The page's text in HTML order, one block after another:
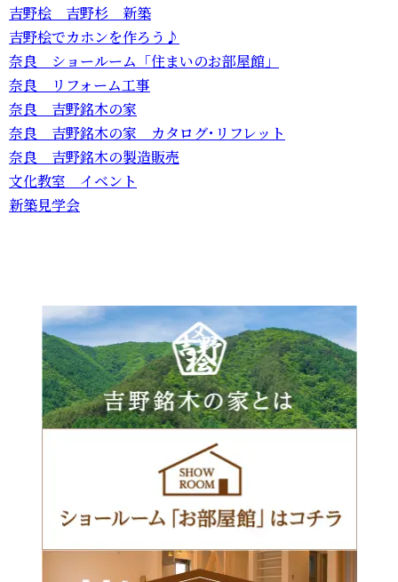
吉野桧 吉野杉 新築
吉野桧でカホンを作ろう♪
奈良 ショールーム「住まいのお部屋館」
奈良 リフォーム工事
奈良 吉野銘木の家
奈良 吉野銘木の家 カタログ･リフレット
奈良 吉野銘木の製造販売
文化教室 イベント
新築見学会